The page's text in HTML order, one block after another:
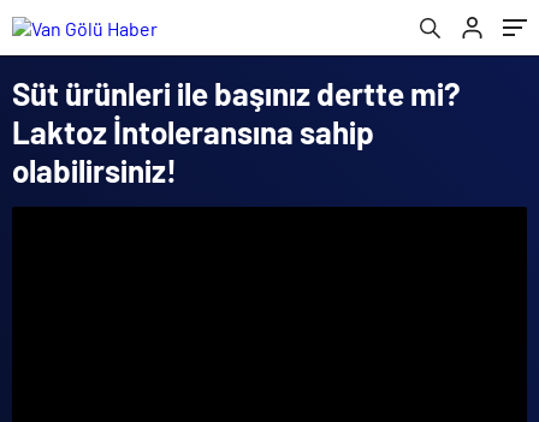
Süt ürünleri ile başınız dertte mi?
Laktoz İntoleransına sahip
olabilirsiniz!